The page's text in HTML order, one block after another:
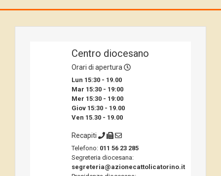
Centro diocesano
Orari di apertura
Lun 15:30 - 19.00
Mar 15:30 - 19:00
Mer 15:30 - 19:00
Giov 15:30 - 19.00
Ven 15.30 - 19.00
Recapiti
Telefono: 011 56 23 285
Segreteria diocesana:
segreteria@azionecattolicatorino.it